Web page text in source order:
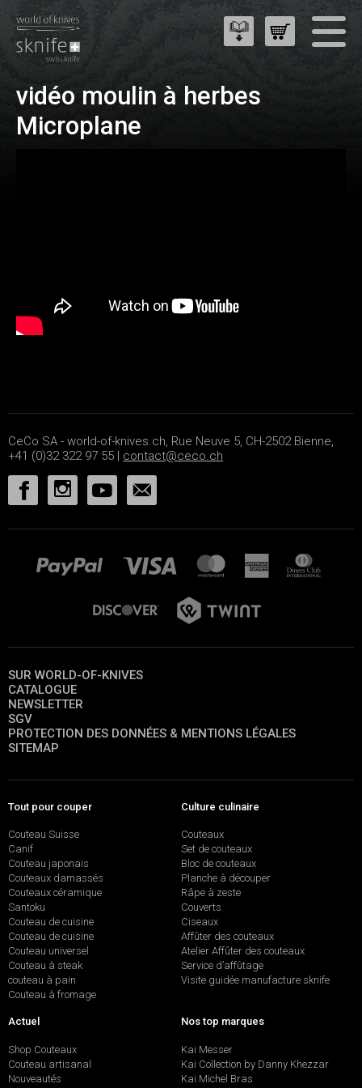
vidéo moulin à herbes
Microplane
CeCo SA - world-of-knives.ch, Rue Neuve 5, CH-2502 Bienne,
+41 (0)32 322 97 55 | contact@ceco.ch
SUR WORLD-OF-KNIVES
CATALOGUE
NEWSLETTER
SGV
PROTECTION DES DONNÉES & MENTIONS LÉGALES
SITEMAP
Tout pour couper
Couteau Suisse
Canif
Couteau japonais
Couteaux damassés
Couteaux céramique
Santoku
Couteau de cuisine
Couteau de cuisine
Couteau universel
Couteau à steak
couteau à pain
Couteau à fromage
Culture culinaire
Couteaux
Set de couteaux
Bloc de couteaux
Planche à découper
Râpe à zeste
Couverts
Ciseaux
Affûter des couteaux
Atelier Affûter des couteaux
Service d’affûtage
Visite guidée manufacture sknife
Actuel
Shop Couteaux
Couteau artisanal
Nouveautés
Nos top marques
Kai Messer
Kai Collection by Danny Khezzar
Kai Michel Bras